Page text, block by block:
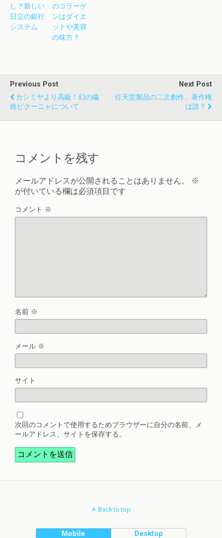
し？新しい
日立の銀行
システム
のコラーゲ
ンはダイエ
ットや美容
の味方？
Previous Post
カシミヤより高級！幻の繊
維ビクーニャについて
Next Post
任天堂製品の二次創作、著作権
は誰？
コメントを残す
メールアドレスが公開されることはありません。
※
が付いている欄は必須項目です
コメント ※
名前 ※
メール ※
サイト
次回のコメントで使用するためブラウザーに自分の名前、メ
ールアドレス、サイトを保存する。
Back to top
Mobile Desktop